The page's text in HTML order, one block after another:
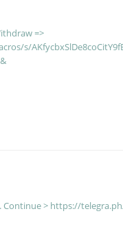
=>
s/
Continue > https://